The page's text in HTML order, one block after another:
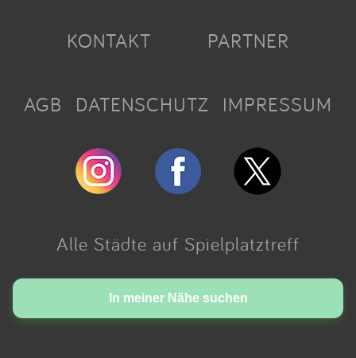
In meiner Nähe suchen
KONTAKT PARTNER
AGB DATENSCHUTZ IMPRESSUM
Alle Städte auf Spielplatztreff
Made with love in Cologne.